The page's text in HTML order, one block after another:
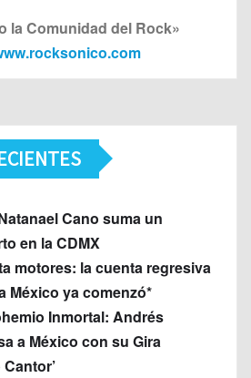
la Comunidad del Rock»
Cano suma un
en la CDMX
motores: la cuenta regresiva
México ya comenzó*
Inmortal: Andrés
a México con su Gira